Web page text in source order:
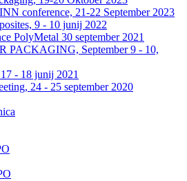
conference, 21-22 September 2023
9 - 10 junij 2022
PolyMetal 30 september 2021
PACKAGING, September 9 - 10,
- 18 junij 2021
24 - 25 september 2020